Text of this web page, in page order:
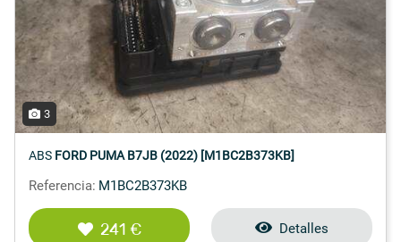
3
ABS FORD PUMA B7JB (2022) [M1BC2B373KB]
Referencia: M1BC2B373KB
241 € Detalles